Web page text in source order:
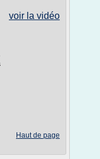
voir la vidéo
Haut de page